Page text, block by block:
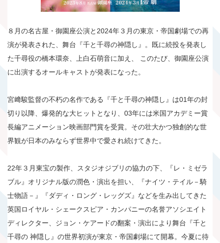
８月の名古屋・御園座公演と2024年３月の東京・帝国劇場での再
演が発表された、舞台『千と千尋の神隠し』。既に続投を発表し
た千尋役の橋本環奈、上白石萌音に加え、 このたび、御園座公演
に出演するオールキャストが発表になった。
宮﨑駿監督の不朽の名作である『千と千尋の神隠し』は01年の封
切り以降、爆発的な大ヒットとなり、03年には米国アカデミー賞
長編アニメーション映画部門賞を受賞。その壮大かつ独創的な世
界観が日本のみならず世界中で愛され続けてきた。
22年３月東宝の製作、スタジオジブリの協力の下、『レ・ミゼラ
ブル』オリジナル版の潤色・演出を担い、『ナイツ・テイル－騎
士物語－』『ダディ・ロング・レッグズ』などを生み出してきた
英国ロイヤル・シェークスピア・カンパニーの名誉アソシエイト
ディレクター、ジョン・ケアードの翻案・演出により舞台『千と
千尋の 神隠し』の世界初演が東京・帝国劇場にて開幕。今夏に待